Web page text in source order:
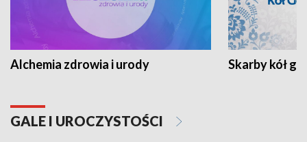
Alchemia zdrowia i urody Skarby kół
GALE I UROCZYSTOŚCI